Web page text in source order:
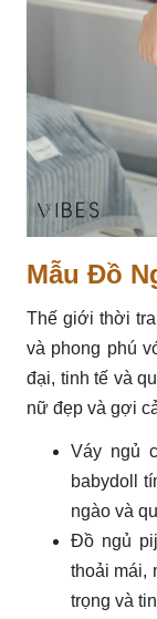
Mẫu Đồ
Thế giới thời
và phong phú
đại, tinh tế và
nữ đẹp và gợi
Váy ngủ
babydoll
ngào và
Đồ ngủ
thoải mái,
trọng và